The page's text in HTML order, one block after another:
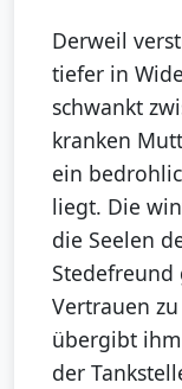
Derweil
tiefer in
schwankt
kranken
ein
liegt. Die
die Seelen
Stedefreund
Vertrauen
übergibt
der